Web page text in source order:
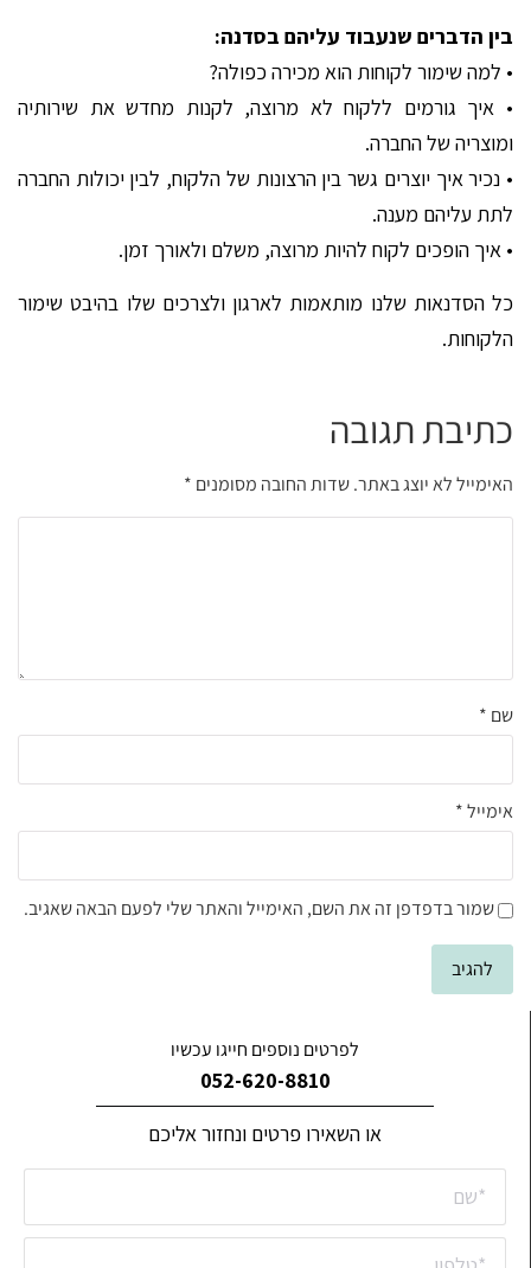
בין הדברים שנעבוד עליהם בסדנה:
• למה שימור לקוחות הוא מכירה כפולה?
• איך גורמים ללקוח לא מרוצה, לקנות מחדש את שירותיה
ומוצריה של החברה.
• נכיר איך יוצרים גשר בין הרצונות של הלקוח, לבין יכולות החברה
לתת עליהם מענה.
• איך הופכים לקוח להיות מרוצה, משלם ולאורך זמן.
כל הסדנאות שלנו מותאמות לארגון ולצרכים שלו בהיבט שימור
הלקוחות.
כתיבת תגובה
האימייל לא יוצג באתר.שדות החובה מסומנים*
שם*
אימייל*
שמור בדפדפן זה את השם, האימייל והאתר שלי לפעם הבאה שאגיב.
לפרטים נוספים חייגו עכשיו
052-620-8810
או השאירו פרטים ונחזור אליכם